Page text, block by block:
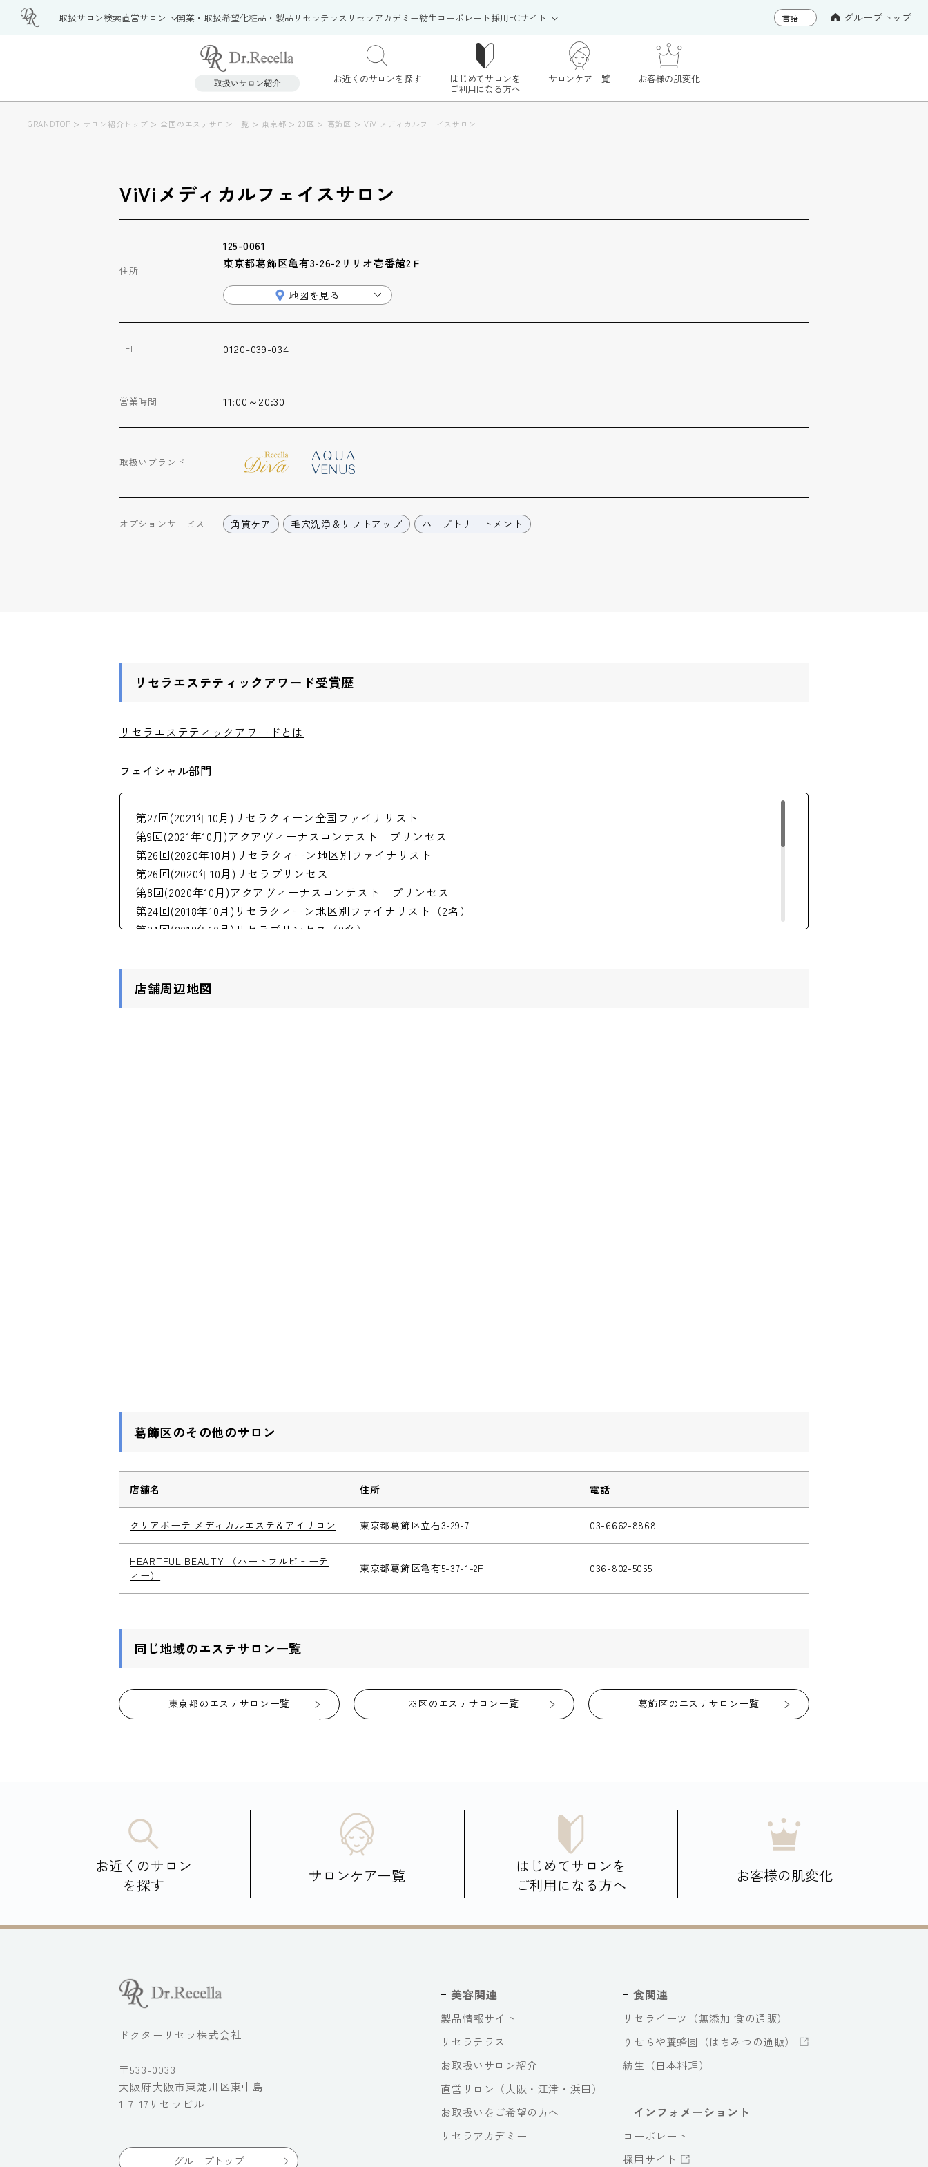
取扱サロン検索直営サロン 開業・取扱希望化粧品・製品 リセラテラス リセラアカデミー紡生コーポレート採用ECサイト グループトップ
お近くのサロンを探す はじめてサロンを
ご利用になる方へ
サロンケア一覧 お客様の肌変化
GRANDTOP > サロン紹介トップ >全国のエステサロン一覧 > 東京都 >23区 > 葛飾区 > ViViメディカルフェイスサロン
ViViメディカルフェイスサロン
住所
125-0061
東京都葛飾区亀有3-26-2リリオ壱番館2Ｆ
地図を見る
TEL 0120-039-034
営業時間 11:00～20:30
取扱いブランド
オプションサービス 角質ケア 毛穴洗浄＆リフトアップ ハーブトリートメント
リセラエステティックアワード受賞歴
リセラエステティックアワードとは
フェイシャル部門
第27回(2021年10月)リセラクィーン全国ファイナリスト
第9回(2021年10月)アクアヴィーナスコンテスト プリンセス
第26回(2020年10月)リセラクィーン地区別ファイナリスト
第26回(2020年10月)リセラプリンセス
第8回(2020年10月)アクアヴィーナスコンテスト プリンセス
第24回(2018年10月)リセラクィーン地区別ファイナリスト（2名）
第24回(2018年10月)リセラプリンセス（2名）
第6回(2017年10月)アクアヴィーナスコンテスト グランプリ
店舗周辺地図
葛飾区のその他のサロン
店舗名 住所 電話
クリアボーテ メディカルエステ＆アイサロン 東京都葛飾区立石3-29-7 03-6662-8868
HEARTFUL BEAUTY （ハートフルビューテ
ィー）
東京都葛飾区亀有5-37-1-2F 036-802-5055
同じ地域のエステサロン一覧
東京都のエステサロン一覧 23区のエステサロン一覧 葛飾区のエステサロン一覧
お近くのサロン
を探す
サロンケア一覧
はじめてサロンを
ご利用になる方へ
お客様の肌変化
ドクターリセラ株式会社
〒533-0033
大阪府大阪市東淀川区東中島
1-7-17リセラビル
グループトップ
美容関連
製品情報サイト
リセラテラス
お取扱いサロン紹介
直営サロン（大阪・江津・浜田）
お取扱いをご希望の方へ
リセラアカデミー
食関連
リセライーツ（無添加 食の通販）
りせらや養蜂園（はちみつの通販）
紡生（日本料理）
インフォメーショント
コーポレート
採用サイト